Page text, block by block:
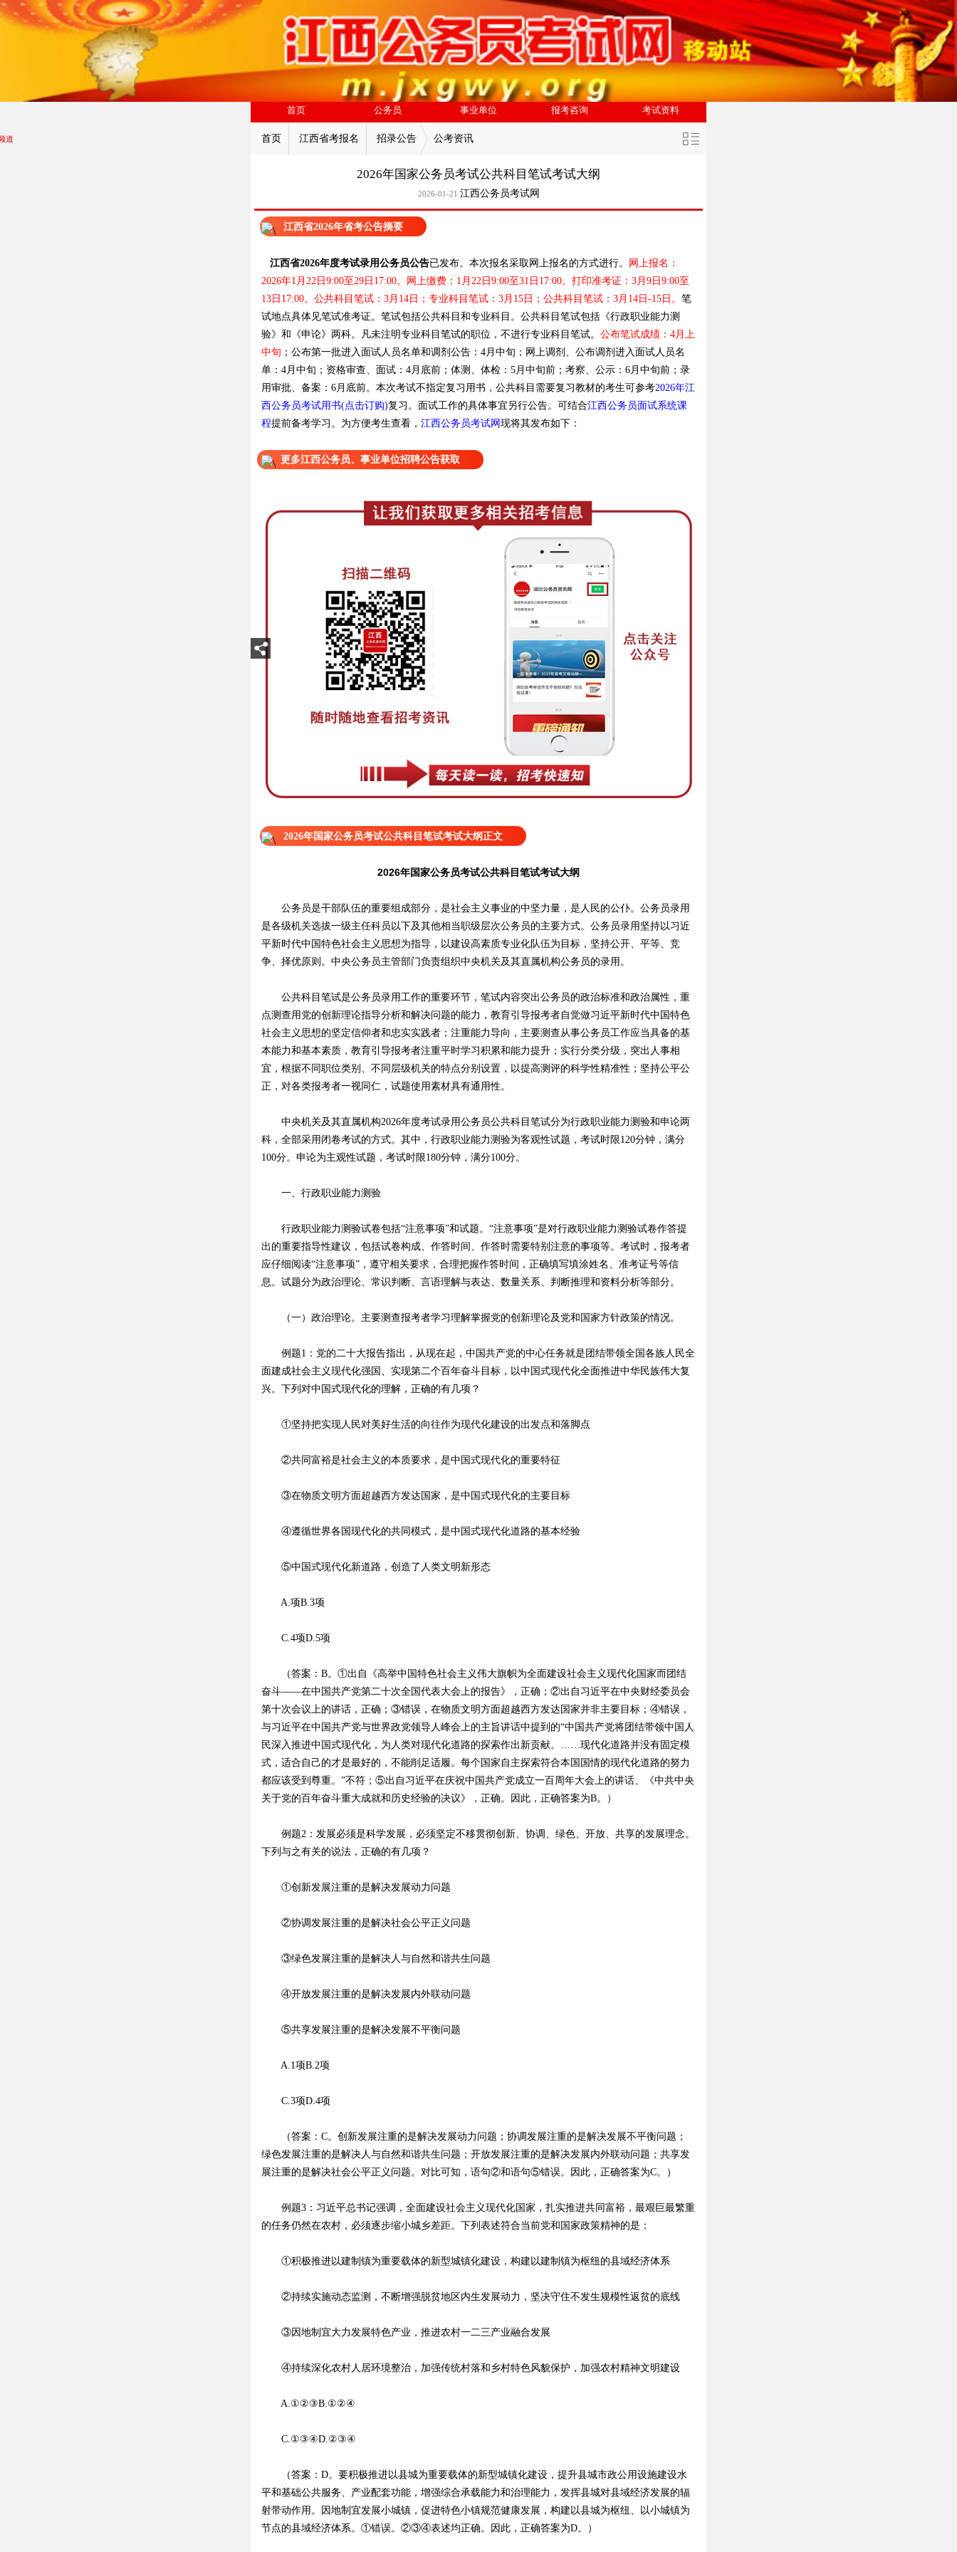
首页 公务员 事业单位 报考咨询 考试资料
首页 江西省考报名 招录公告 公考资讯
道
2026年国家公务员考试公共科目笔试考试大纲
2026-01-21 江西公务员考试网
江西省2026年省考公告摘要
江西省2026年度考试录用公务员公告已发布。本次报名采取网上报名的方式进行。
网上报名：
2026年1月22日9:00至29日17:00。网上缴费：1月22日9:00至31日17:00。打印准考证：3月9日9:00至
13日17:00。公共科目笔试：3月14日；专业科目笔试：3月15日；公共科目笔试：3月14日-15日。 笔
试地点具体见笔试准考证。笔试包括公共科目和专业科目。公共科目笔试包括《行政职业能力测
验》和《申论》两科。凡未注明专业科目笔试的职位，不进行专业科目笔试。 公布笔试成绩：4月上
中旬 ；公布第一批进入面试人员名单和调剂公告：4月中旬；网上调剂、公布调剂进入面试人员名
单：4月中旬；资格审查、面试：4月底前；体测、体检：5月中旬前；考察、公示：6月中旬前；录
用审批、备案：6月底前。 本次考试不指定复习用书，公共科目需要复习教材的考生可参考2026年江
西公务员考试用书(点击订购)复习。面试工作的具体事宜另行公告。可结合江西公务员面试系统课
程提前备考学习。为方便考生查看， 江西公务员考试网现将其发布如下：
更多江西公务员、事业单位招聘公告获取
2026年国家公务员考试公共科目笔试考试大纲正文
2026年国家公务员考试公共科目笔试考试大纲
公务员是干部队伍的重要组成部分，是社会主义事业的中坚力量，是人民的公仆。公务员录用
是各级机关选拔一级主任科员以下及其他相当职级层次公务员的主要方式。公务员录用坚持以习近
平新时代中国特色社会主义思想为指导，以建设高素质专业化队伍为目标，坚持公开、平等、竞
争、择优原则。中央公务员主管部门负责组织中央机关及其直属机构公务员的录用。
公共科目笔试是公务员录用工作的重要环节，笔试内容突出公务员的政治标准和政治属性，重
点测查用党的创新理论指导分析和解决问题的能力，教育引导报考者自觉做习近平新时代中国特色
社会主义思想的坚定信仰者和忠实实践者；注重能力导向，主要测查从事公务员工作应当具备的基
本能力和基本素质，教育引导报考者注重平时学习积累和能力提升；实行分类分级，突出人事相
宜，根据不同职位类别、不同层级机关的特点分别设置，以提高测评的科学性精准性；坚持公平公
正，对各类报考者一视同仁，试题使用素材具有通用性。
中央机关及其直属机构2026年度考试录用公务员公共科目笔试分为行政职业能力测验和申论两
科，全部采用闭卷考试的方式。其中，行政职业能力测验为客观性试题，考试时限120分钟，满分
100分。申论为主观性试题，考试时限180分钟，满分100分。
一、行政职业能力测验
行政职业能力测验试卷包括“注意事项”和试题。“注意事项”是对行政职业能力测验试卷作答提
出的重要指导性建议，包括试卷构成、作答时间、作答时需要特别注意的事项等。考试时，报考者
应仔细阅读“注意事项”，遵守相关要求，合理把握作答时间，正确填写填涂姓名、准考证号等信
息。试题分为政治理论、常识判断、言语理解与表达、数量关系、判断推理和资料分析等部分。
（一）政治理论。主要测查报考者学习理解掌握党的创新理论及党和国家方针政策的情况。
例题1：党的二十大报告指出，从现在起，中国共产党的中心任务就是团结带领全国各族人民全
面建成社会主义现代化强国、实现第二个百年奋斗目标，以中国式现代化全面推进中华民族伟大复
兴。下列对中国式现代化的理解，正确的有几项？
①坚持把实现人民对美好生活的向往作为现代化建设的出发点和落脚点
②共同富裕是社会主义的本质要求，是中国式现代化的重要特征
③在物质文明方面超越西方发达国家，是中国式现代化的主要目标
④遵循世界各国现代化的共同模式，是中国式现代化道路的基本经验
⑤中国式现代化新道路，创造了人类文明新形态
A.项B.3项
C.4项D.5项
（答案：B。①出自《高举中国特色社会主义伟大旗帜为全面建设社会主义现代化国家而团结
奋斗——在中国共产党第二十次全国代表大会上的报告》，正确；②出自习近平在中央财经委员会
第十次会议上的讲话，正确；③错误，在物质文明方面超越西方发达国家并非主要目标；④错误，
与习近平在中国共产党与世界政党领导人峰会上的主旨讲话中提到的“中国共产党将团结带领中国人
民深入推进中国式现代化，为人类对现代化道路的探索作出新贡献。……现代化道路并没有固定模
式，适合自己的才是最好的，不能削足适履。每个国家自主探索符合本国国情的现代化道路的努力
都应该受到尊重。”不符；⑤出自习近平在庆祝中国共产党成立一百周年大会上的讲话、《中共中央
关于党的百年奋斗重大成就和历史经验的决议》，正确。因此，正确答案为B。）
例题2：发展必须是科学发展，必须坚定不移贯彻创新、协调、绿色、开放、共享的发展理念。
下列与之有关的说法，正确的有几项？
①创新发展注重的是解决发展动力问题
②协调发展注重的是解决社会公平正义问题
③绿色发展注重的是解决人与自然和谐共生问题
④开放发展注重的是解决发展内外联动问题
⑤共享发展注重的是解决发展不平衡问题
A.1项B.2项
C.3项D.4项
（答案：C。创新发展注重的是解决发展动力问题；协调发展注重的是解决发展不平衡问题；
绿色发展注重的是解决人与自然和谐共生问题；开放发展注重的是解决发展内外联动问题；共享发
展注重的是解决社会公平正义问题。对比可知，语句②和语句⑤错误。因此，正确答案为C。）
例题3：习近平总书记强调，全面建设社会主义现代化国家，扎实推进共同富裕，最艰巨最繁重
的任务仍然在农村，必须逐步缩小城乡差距。下列表述符合当前党和国家政策精神的是：
①积极推进以建制镇为重要载体的新型城镇化建设，构建以建制镇为枢纽的县域经济体系
②持续实施动态监测，不断增强脱贫地区内生发展动力，坚决守住不发生规模性返贫的底线
③因地制宜大力发展特色产业，推进农村一二三产业融合发展
④持续深化农村人居环境整治，加强传统村落和乡村特色风貌保护，加强农村精神文明建设
A.①②③B.①②④
C.①③④D.②③④
（答案：D。要积极推进以县城为重要载体的新型城镇化建设，提升县城市政公用设施建设水
平和基础公共服务、产业配套功能，增强综合承载能力和治理能力，发挥县城对县域经济发展的辐
射带动作用。因地制宜发展小城镇，促进特色小镇规范健康发展，构建以县城为枢纽、以小城镇为
节点的县域经济体系。①错误。②③④表述均正确。因此，正确答案为D。）